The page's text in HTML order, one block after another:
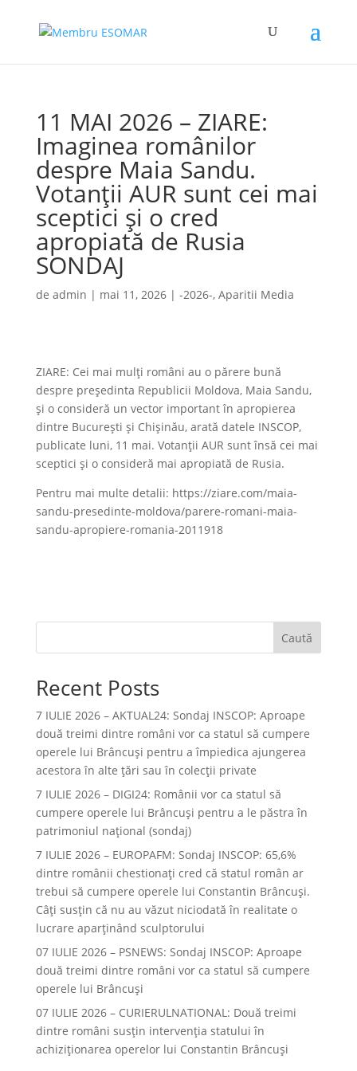
11 MAI 2026 – ZIARE:
Imaginea românilor
despre Maia Sandu.
Votanții AUR sunt cei mai
sceptici și o cred
apropiată de Rusia
SONDAJ
de admin | mai 11, 2026| -2026-, Aparitii Media
ZIARE: Cei mai mulți români au o părere bună
despre președinta Republicii Moldova, Maia Sandu,
și o consideră un vector important în apropierea
dintre București și Chișinău, arată datele INSCOP,
publicate luni, 11 mai. Votanții AUR sunt însă cei mai
sceptici și o consideră mai apropiată de Rusia.
Pentru mai multe detalii: https://ziare.com/maia-
sandu-presedinte-moldova/parere-romani-maia-
sandu-apropiere-romania-2011918
Caută
Recent Posts
7 IULIE 2026 – AKTUAL24: Sondaj INSCOP: Aproape
două treimi dintre români vor ca statul să cumpere
operele lui Brâncuşi pentru a împiedica ajungerea
acestora în alte ţări sau în colecţii private
7 IULIE 2026 – DIGI24: Românii vor ca statul să
cumpere operele lui Brâncuși pentru a le păstra în
patrimoniul național (sondaj)
7 IULIE 2026 – EUROPAFM: Sondaj INSCOP: 65,6%
dintre românii chestionați cred că statul român ar
trebui să cumpere operele lui Constantin Brâncuși.
Câți susțin că nu au văzut niciodată în realitate o
lucrare aparținând sculptorului
07 IULIE 2026 – PSNEWS: Sondaj INSCOP: Aproape
două treimi dintre români vor ca statul să cumpere
operele lui Brâncuși
07 IULIE 2026 – CURIERULNATIONAL: Două treimi
dintre români susțin intervenția statului în
achiziționarea operelor lui Constantin Brâncuși